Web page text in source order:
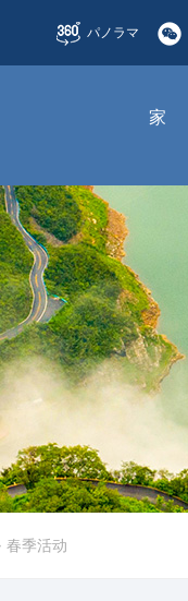
パノラマ
家
春季活动